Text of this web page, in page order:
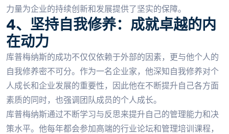
力量为企业的持续创新和发展提供了坚实的保障。
4、坚持自我修养：成就卓越的内
在动力
库普梅纳斯的成功不仅仅依赖于外部的因素，更与他个人的
自我修养密不可分。作为一名企业家，他深知自我修养对个
人成长和企业发展的重要性，因此他在不断提升自己各方面
素质的同时，也强调团队成员的个人成长。
库普梅纳斯通过不断学习与反思来提升自己的管理能力和决
策水平。他每年都会参加高端的行业论坛和管理培训课程，